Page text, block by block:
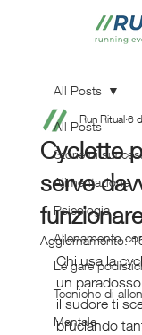
All Posts
Storie di
Alimentazione
Psicologia
Allenamento
Le gare
Tecniche di
Mentale
All Posts
Cyclette
serve
Run Ritual 6
Aggiornamento:
Chi usa la
un
il sudore ti
bruciando